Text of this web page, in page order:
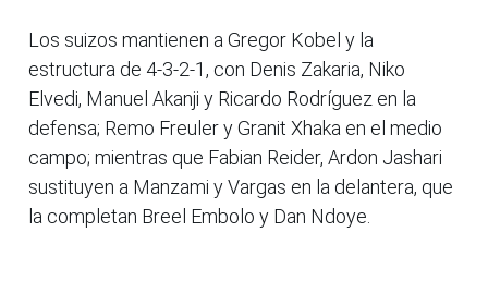
Los suizos mantienen a Gregor Kobel y la
estructura de 4-3-2-1, con Denis Zakaria, Niko
Elvedi, Manuel Akanji y Ricardo Rodríguez en la
defensa; Remo Freuler y Granit Xhaka en el medio
campo; mientras que Fabian Reider, Ardon Jashari
sustituyen a Manzami y Vargas en la delantera, que
la completan Breel Embolo y Dan Ndoye.